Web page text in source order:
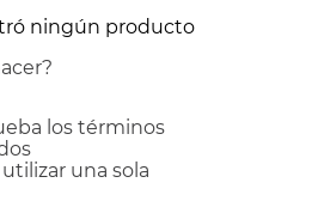
ningún producto
los términos
una sola